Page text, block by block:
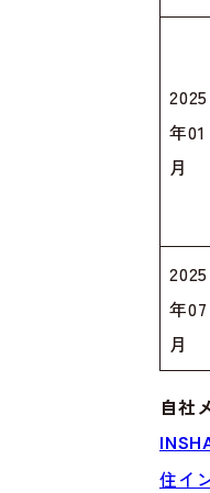
2025
年01
月
2025
年07
月
自社
住イ